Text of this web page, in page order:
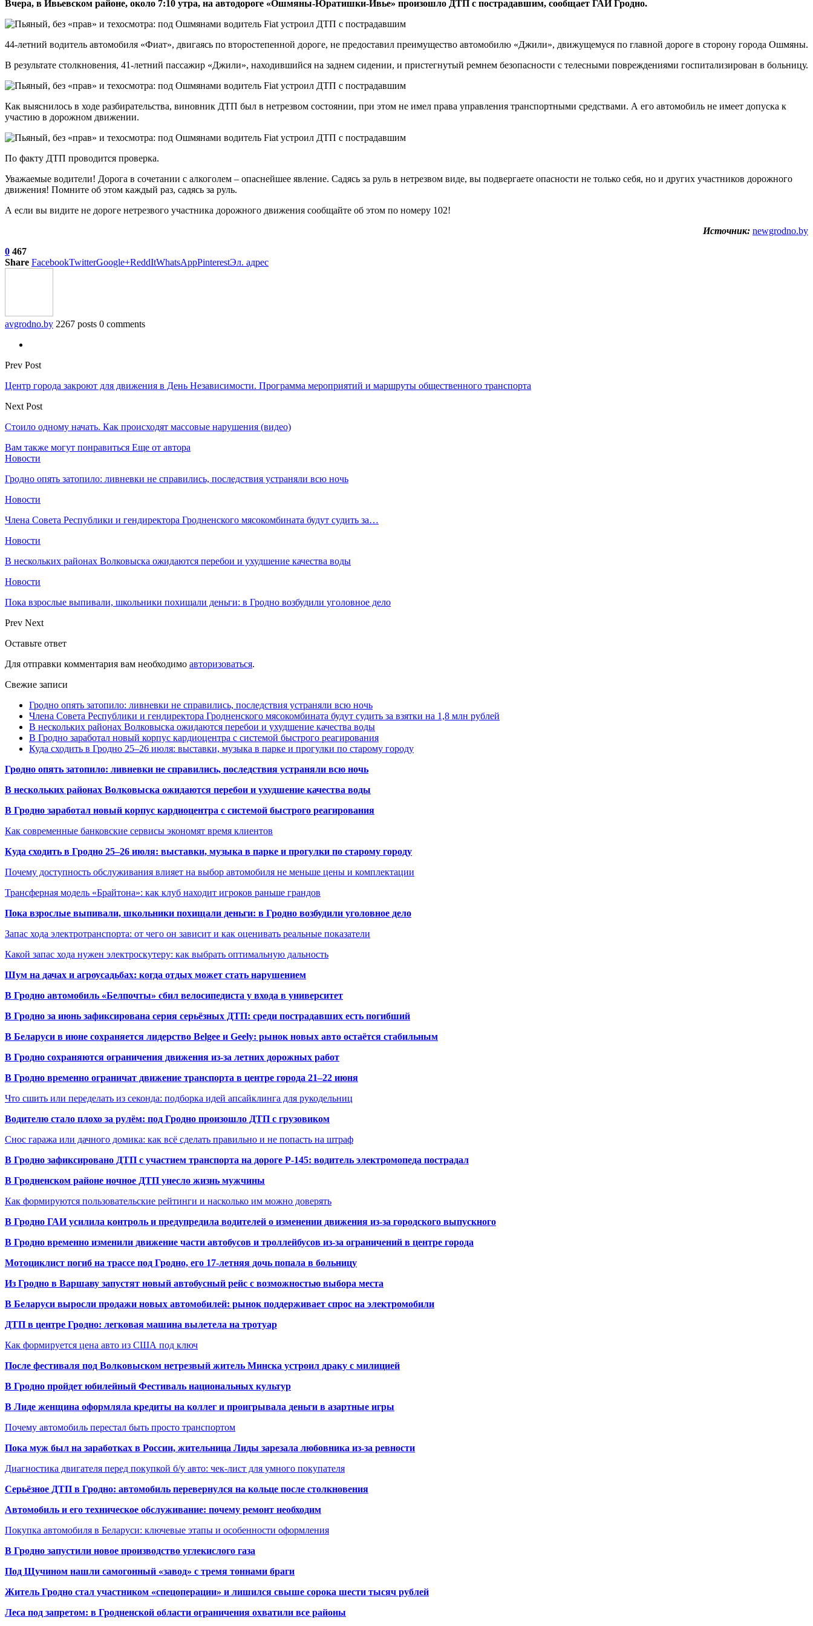
Вчера, в Ивьевском районе, около 7:10 утра, на автодороге «Ошмяны-Юратишки-Ивье» произошло ДТП с пострадавшим, сообщает ГАИ Гродно.
44-летний водитель автомобиля «Фиат», двигаясь по второстепенной дороге, не предоставил преимущество автомобилю «Джили», движущемуся по главной дороге в сторону города Ошмяны.
В результате столкновения, 41-летний пассажир «Джили», находившийся на заднем сидении, и пристегнутый ремнем безопасности с телесными повреждениями госпитализирован в больницу.
Как выяснилось в ходе разбирательства, виновник ДТП был в нетрезвом состоянии, при этом не имел права управления транспортными средствами. А его автомобиль не имеет допуска к
участию в дорожном движении.
По факту ДТП проводится проверка.
Уважаемые водители! Дорога в сочетании с алкоголем – опаснейшее явление. Садясь за руль в нетрезвом виде, вы подвергаете опасности не только себя, но и других участников дорожного
движения! Помните об этом каждый раз, садясь за руль.
А если вы видите не дороге нетрезвого участника дорожного движения сообщайте об этом по номеру 102!
Источник: newgrodno.by
0 467
Share FacebookTwitterGoogle+ReddItWhatsAppPinterestЭл. адрес
avgrodno.by 2267 posts 0 comments
Prev Post
Центр города закроют для движения в День Независимости. Программа мероприятий и маршруты общественного транспорта
Next Post
Стоило одному начать. Как происходят массовые нарушения (видео)
Вам также могут понравиться Еще от автора
Новости
Гродно опять затопило: ливневки не справились, последствия устраняли всю ночь
Новости
Члена Совета Республики и гендиректора Гродненского мясокомбината будут судить за…
Новости
В нескольких районах Волковыска ожидаются перебои и ухудшение качества воды
Новости
Пока взрослые выпивали, школьники похищали деньги: в Гродно возбудили уголовное дело
Prev Next
Оставьте ответ
Для отправки комментария вам необходимо авторизоваться.
Свежие записи
Гродно опять затопило: ливневки не справились, последствия устраняли всю ночь
Члена Совета Республики и гендиректора Гродненского мясокомбината будут судить за взятки на 1,8 млн рублей
В нескольких районах Волковыска ожидаются перебои и ухудшение качества воды
В Гродно заработал новый корпус кардиоцентра с системой быстрого реагирования
Куда сходить в Гродно 25–26 июля: выставки, музыка в парке и прогулки по старому городу
Гродно опять затопило: ливневки не справились, последствия устраняли всю ночь
В нескольких районах Волковыска ожидаются перебои и ухудшение качества воды
В Гродно заработал новый корпус кардиоцентра с системой быстрого реагирования
Как современные банковские сервисы экономят время клиентов
Куда сходить в Гродно 25–26 июля: выставки, музыка в парке и прогулки по старому городу
Почему доступность обслуживания влияет на выбор автомобиля не меньше цены и комплектации
Трансферная модель «Брайтона»: как клуб находит игроков раньше грандов
Пока взрослые выпивали, школьники похищали деньги: в Гродно возбудили уголовное дело
Запас хода электротранспорта: от чего он зависит и как оценивать реальные показатели
Какой запас хода нужен электроскутеру: как выбрать оптимальную дальность
Шум на дачах и агроусадьбах: когда отдых может стать нарушением
В Гродно автомобиль «Белпочты» сбил велосипедиста у входа в университет
В Гродно за июнь зафиксирована серия серьёзных ДТП: среди пострадавших есть погибший
В Беларуси в июне сохраняется лидерство Belgee и Geely: рынок новых авто остаётся стабильным
В Гродно сохраняются ограничения движения из-за летних дорожных работ
В Гродно временно ограничат движение транспорта в центре города 21–22 июня
Что сшить или переделать из секонда: подборка идей апсайклинга для рукодельниц
Водителю стало плохо за рулём: под Гродно произошло ДТП с грузовиком
Снос гаража или дачного домика: как всё сделать правильно и не попасть на штраф
В Гродно зафиксировано ДТП с участием транспорта на дороге Р-145: водитель электромопеда пострадал
В Гродненском районе ночное ДТП унесло жизнь мужчины
Как формируются пользовательские рейтинги и насколько им можно доверять
В Гродно ГАИ усилила контроль и предупредила водителей о изменении движения из-за городского выпускного
В Гродно временно изменили движение части автобусов и троллейбусов из-за ограничений в центре города
Мотоциклист погиб на трассе под Гродно, его 17-летняя дочь попала в больницу
Из Гродно в Варшаву запустят новый автобусный рейс с возможностью выбора места
В Беларуси выросли продажи новых автомобилей: рынок поддерживает спрос на электромобили
ДТП в центре Гродно: легковая машина вылетела на тротуар
Как формируется цена авто из США под ключ
После фестиваля под Волковыском нетрезвый житель Минска устроил драку с милицией
В Гродно пройдет юбилейный Фестиваль национальных культур
В Лиде женщина оформляла кредиты на коллег и проигрывала деньги в азартные игры
Почему автомобиль перестал быть просто транспортом
Пока муж был на заработках в России, жительница Лиды зарезала любовника из-за ревности
Диагностика двигателя перед покупкой б/у авто: чек-лист для умного покупателя
Серьёзное ДТП в Гродно: автомобиль перевернулся на кольце после столкновения
Автомобиль и его техническое обслуживание: почему ремонт необходим
Покупка автомобиля в Беларуси: ключевые этапы и особенности оформления
В Гродно запустили новое производство углекислого газа
Под Щучином нашли самогонный «завод» с тремя тоннами браги
Житель Гродно стал участником «спецоперации» и лишился свыше сорока шести тысяч рублей
Леса под запретом: в Гродненской области ограничения охватили все районы